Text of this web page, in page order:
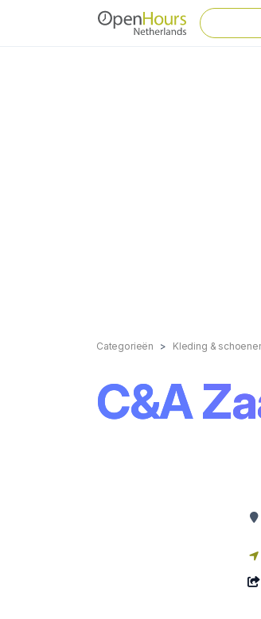
Categorieën Kleding &
C&A